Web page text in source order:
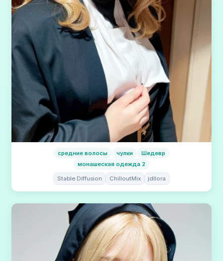
средние волосы чулки
Шедевр
монашеская одежда 2
Stable Diffusion ChilloutMix jdllora